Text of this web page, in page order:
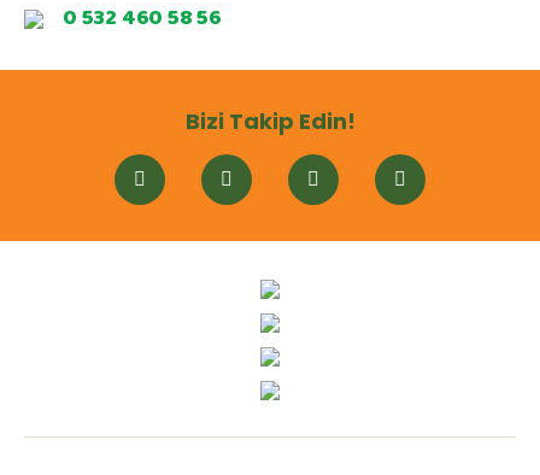
0 532 460 58 56
Bizi Takip Edin!